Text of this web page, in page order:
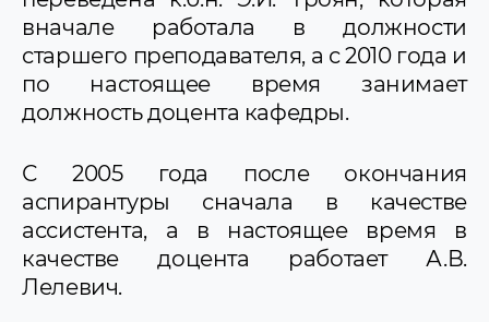
вначале работала в должности
старшего преподавателя, а с 2010 года и
по настоящее время занимает
должность доцента кафедры.
С 2005 года после окончания
аспирантуры сначала в качестве
ассистента, а в настоящее время в
качестве доцента работает А.В.
Лелевич.